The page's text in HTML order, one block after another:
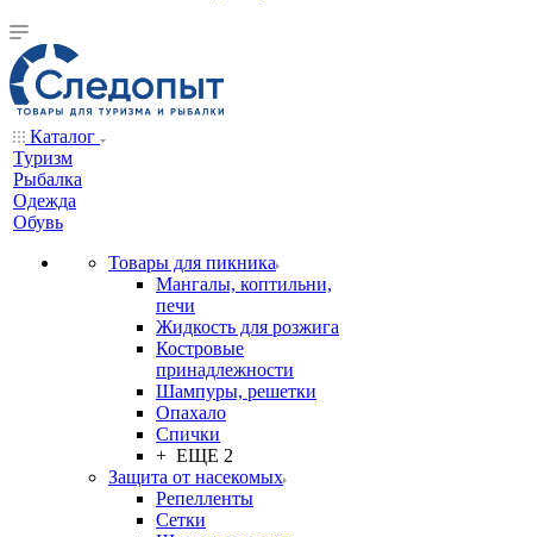
Каталог
Туризм
Рыбалка
Одежда
Обувь
Товары для пикника
Мангалы, коптильни,
печи
Жидкость для розжига
Костровые
принадлежности
Шампуры, решетки
Опахало
Спички
+ ЕЩЕ 2
Защита от насекомых
Репелленты
Сетки